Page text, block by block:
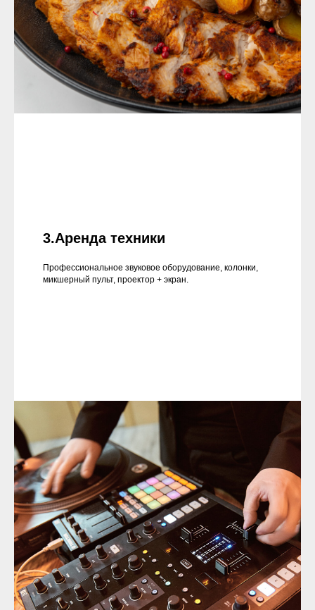
3.Аренда техники
Профессиональное звуковое оборудование, колонки,
микшерный пульт, проектор + экран.